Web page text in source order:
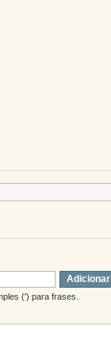
Adicionar
(') para frases.